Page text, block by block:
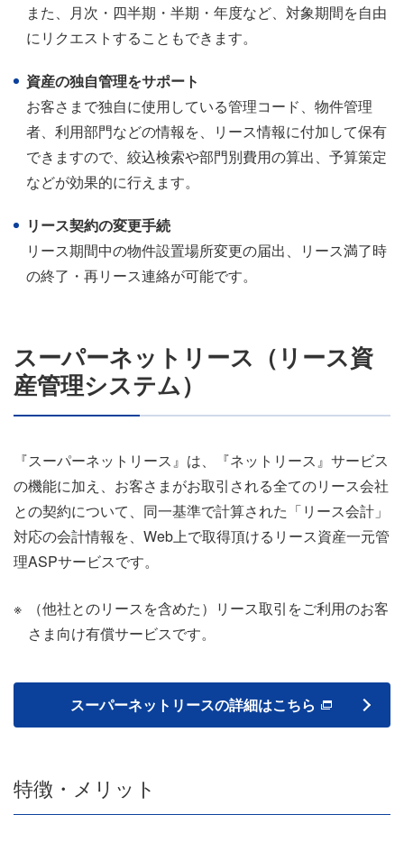
また、月次・四半期・半期・年度など、対象期間を自由
にリクエストすることもできます。
資産の独自管理をサポート
お客さまで独自に使用している管理コード、物件管理
者、利用部門などの情報を、リース情報に付加して保有
できますので、絞込検索や部門別費用の算出、予算策定
などが効果的に行えます。
リース契約の変更手続
リース期間中の物件設置場所変更の届出、リース満了時
の終了・再リース連絡が可能です。
スーパーネットリース（リース資
産管理システム）
『スーパーネットリース』は、『ネットリース』サービス
の機能に加え、お客さまがお取引される全てのリース会社
との契約について、同一基準で計算された「リース会計」
対応の会計情報を、Web上で取得頂けるリース資産一元管
理ASPサービスです。
※
（他社とのリースを含めた）リース取引をご利用のお客
さま向け有償サービスです。
スーパーネットリースの詳細はこちら
特徴・メリット